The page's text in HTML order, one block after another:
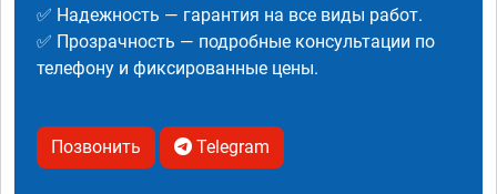
✅ Надежность — гарантия на все виды работ.
✅ Прозрачность — подробные консультации по
телефону и фиксированные цены.
Позвонить Telegram